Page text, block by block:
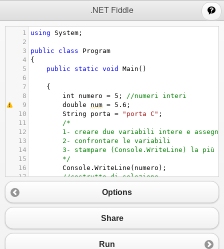
.NET Fiddle
1 using System ;
2
3
public class
Program
4
{
5
public static void Main ()
6
7
{
8
int numero = 5 ;
//numeri interi
9
double num = 5.6 ;
10
String porta = "porta C" ;
11
/*
12
1- creare due variabili intere e
13
2- confrontare le variabili
14
3- stampare (Console.WriteLine) la più
15
*/
16
Console . WriteLine ( numero );
17
//costrutto di selezione
19
== "porta A"
20
Console.WriteLine("Complimenti,
Console.WriteLine
"Preparati a
23
} else {
Console
"Segui il
Options
Share
Run